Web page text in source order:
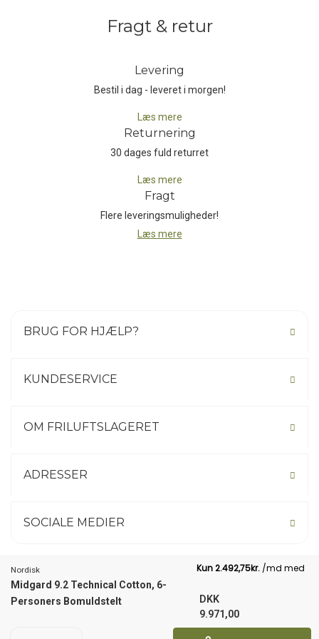
Nordisk
Midgard 9.2 Technical Cotton, 6-
Personers Bomuldstelt
DKK
9.971,00
traditionelt polyester - det kan altså tåle eksponering af solens
ude og som samtidig er nemt at rengøre.
Midgard 9.2 Technical Cotton, 6-Personers Bomuldstelt er bare
Fragt & retur
Levering
Bestil i dag - leveret i morgen!
Læs mere
Returnering
30 dages fuld returret
Læs mere
Fragt
Flere leveringsmuligheder!
Læs mere
BRUG FOR HJÆLP?
KUNDESERVICE
OM FRILUFTSLAGERET
ADRESSER
SOCIALE MEDIER
Not your country? Click here.
1